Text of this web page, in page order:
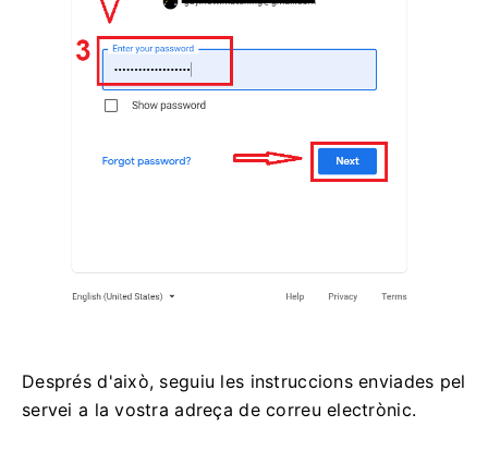
Després d'això, seguiu les instruccions enviades pel
servei a la vostra adreça de correu electrònic.